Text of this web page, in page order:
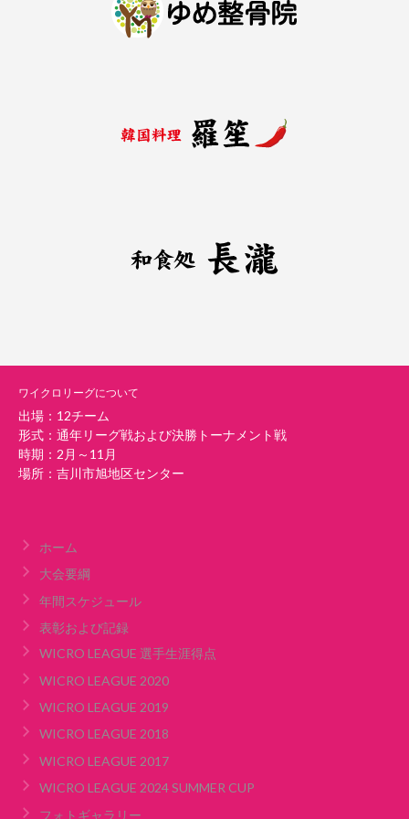
ワイクロリーグについて
出場：12チーム
形式：通年リーグ戦および決勝トーナメント戦
時期：2月～11月
場所：吉川市旭地区センター
ホーム
大会要綱
年間スケジュール
表彰および記録
WICRO LEAGUE 選手生涯得点
WICRO LEAGUE 2020
WICRO LEAGUE 2019
WICRO LEAGUE 2018
WICRO LEAGUE 2017
WICRO LEAGUE 2024 SUMMER CUP
フォトギャラリー